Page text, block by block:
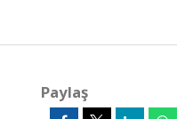
Paylaş